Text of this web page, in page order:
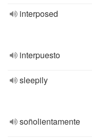
interposed
interpuesto
sleepily
soñolientamente